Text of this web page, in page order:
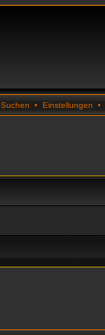
Suchen • Einstellungen •